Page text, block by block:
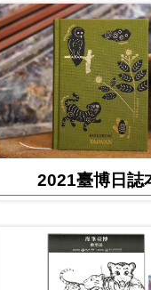
2021臺博日誌